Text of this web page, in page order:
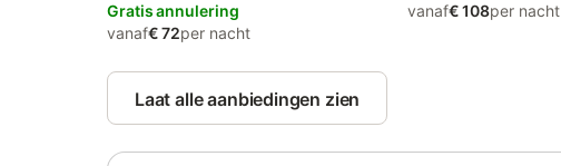
Gratis annulering
vanaf€ 72per nacht
vanaf€ 108per nacht
Laat alle aanbiedingen zien